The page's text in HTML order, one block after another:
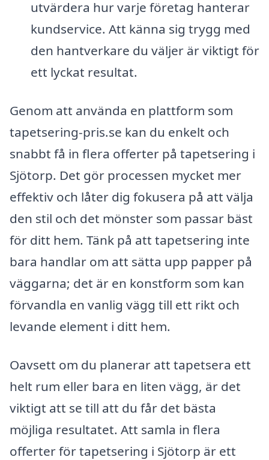
utvärdera hur varje företag hanterar
kundservice. Att känna sig trygg med
den hantverkare du väljer är viktigt för
ett lyckat resultat.
Genom att använda en plattform som
tapetsering-pris.se kan du enkelt och
snabbt få in flera offerter på tapetsering i
Sjötorp. Det gör processen mycket mer
effektiv och låter dig fokusera på att välja
den stil och det mönster som passar bäst
för ditt hem. Tänk på att tapetsering inte
bara handlar om att sätta upp papper på
väggarna; det är en konstform som kan
förvandla en vanlig vägg till ett rikt och
levande element i ditt hem.
Oavsett om du planerar att tapetsera ett
helt rum eller bara en liten vägg, är det
viktigt att se till att du får det bästa
möjliga resultatet. Att samla in flera
offerter för tapetsering i Sjötorp är ett